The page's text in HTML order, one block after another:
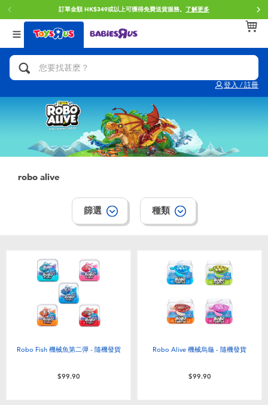
訂單金額 HK$349或以上可獲得免費送貨服務。 了解更多
登入 / 註冊
返回
分類目錄
人氣英雄,角色扮演,射擊玩具
單車,滑板車,騎乘車
拼砌組合及樂高LEGO
手工藝,文具,蠟筆,泥膠,畫板
電子玩具
遊戲及拼圖系列
戶外及運動用品
返回
品牌
Brunch Brother 早午餐兄弟
Toy Story反斗奇兵
Spider-Man蜘蛛俠
Play-Doh培樂多
playpop
LEGO樂高
Fuggler
返回
年齢
0~2歳
3~4歳
12~14歳
robo alive
篩選 種類
Robo Fish 機械魚第二彈 - 隨機發貨
$99.90
Robo Alive 機械烏龜 - 隨機發貨
$99.90